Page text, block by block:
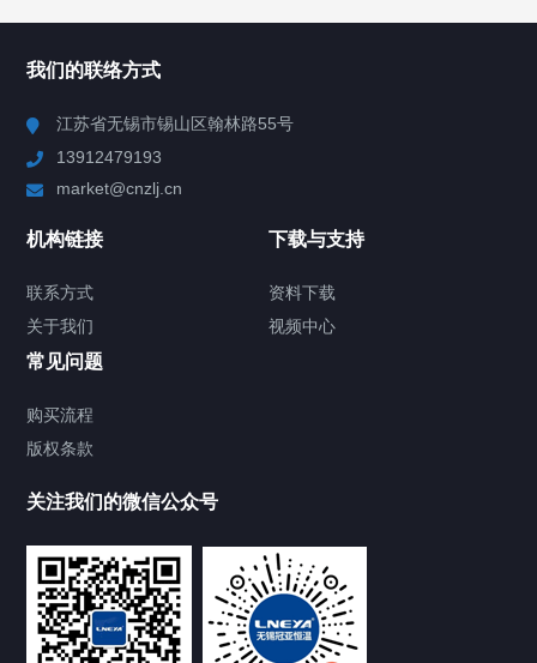
Chiller高精度制冷循环器
TCU温度控制单元
Chiller气体控温系统
Chamber试验箱
FREEZER低温箱
我们的联络方式
江苏省无锡市锡山区翰林路55号
13912479193
market@cnzlj.cn
机构链接
联系方式
关于我们
下载与支持
资料下载
视频中心
常见问题
购买流程
版权条款
关注我们的微信公众号